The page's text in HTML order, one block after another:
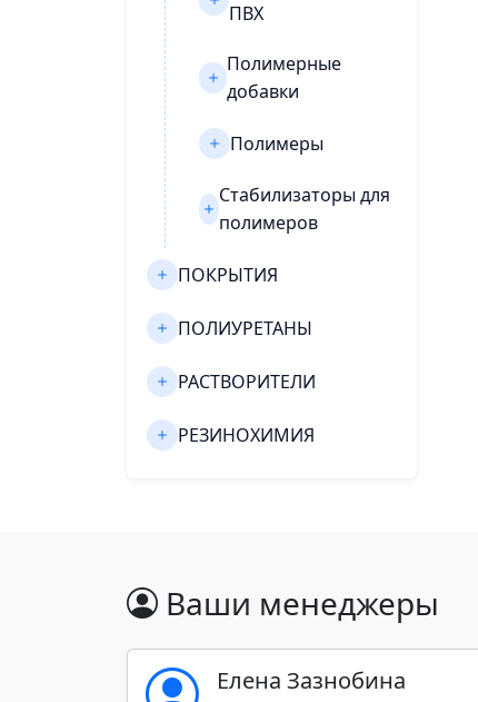
ПВХ
Полимерные
добавки
Полимеры
Стабилизаторы для
полимеров
ПОКРЫТИЯ
ПОЛИУРЕТАНЫ
РАСТВОРИТЕЛИ
РЕЗИНОХИМИЯ
ФАРМАЦЕВТИКА
ХИМИЯ ДЛЯ ЦБП
Ваши менеджеры
Елена Зазнобина